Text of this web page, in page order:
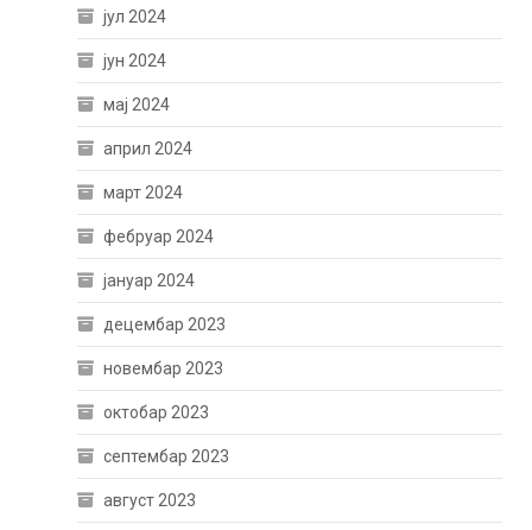
јул 2024
јун 2024
мај 2024
април 2024
март 2024
фебруар 2024
јануар 2024
децембар 2023
новембар 2023
октобар 2023
септембар 2023
август 2023